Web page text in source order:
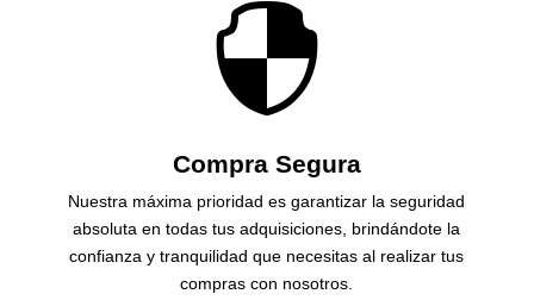

Compra Segura
Nuestra máxima prioridad es garantizar la seguridad
absoluta en todas tus adquisiciones, brindándote la
confianza y tranquilidad que necesitas al realizar tus
compras con nosotros.